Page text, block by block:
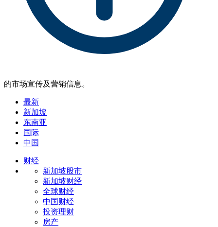
的市场宣传及营销信息。
最新
新加坡
东南亚
国际
中国
财经
新加坡股市
新加坡财经
全球财经
中国财经
投资理财
房产